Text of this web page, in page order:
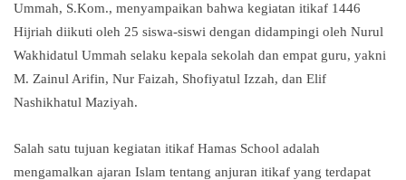
Ummah, S.Kom., menyampaikan bahwa kegiatan itikaf 1446
Hijriah diikuti oleh 25 siswa-siswi dengan didampingi oleh Nurul
Wakhidatul Ummah selaku kepala sekolah dan empat guru, yakni
M. Zainul Arifin, Nur Faizah, Shofiyatul Izzah, dan Elif
Nashikhatul Maziyah.
Salah satu tujuan kegiatan itikaf Hamas School adalah
mengamalkan ajaran Islam tentang anjuran itikaf yang terdapat